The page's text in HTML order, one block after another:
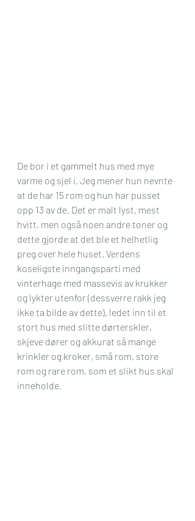
De bor i et gammelt hus med mye
varme og sjel i. Jeg mener hun nevnte
at de har 15 rom og hun har pusset
opp 13 av de. Det er malt lyst, mest
hvitt, men også noen andre toner og
dette gjorde at det ble et helhetlig
preg over hele huset. Verdens
koseligste inngangsparti med
vinterhage med massevis av krukker
og lykter utenfor (dessverre rakk jeg
ikke ta bilde av dette), ledet inn til et
stort hus med slitte dørterskler,
skjeve dører og akkurat så mange
krinkler og kroker, små rom, store
rom og rare rom, som et slikt hus skal
inneholde.